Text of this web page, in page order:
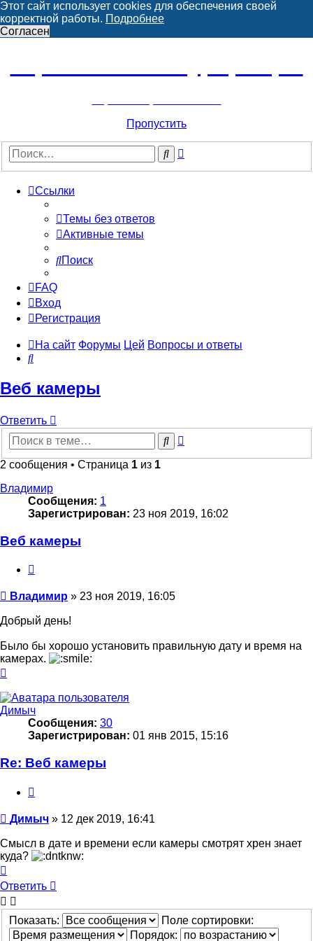
Этот сайт использует cookies для обеспечения своей
корректной работы. Подробнее
Согласен
Пропустить
Поиск
Ссылки
Темы без ответов
Активные темы
Поиск
FAQ
Вход
Регистрация
На сайт Форумы Цей Вопросы и ответы
Поиск
Веб камеры
Ответить
Поиск
2 сообщения • Страница 1 из 1
Владимир
Сообщения: 1
Зарегистрирован: 23 ноя 2019, 16:02
Веб камеры
Сообщение
Владимир » 23 ноя 2019, 16:05
Добрый день!
Было бы хорошо установить правильную дату и время на
камерах.
началу
Димыч
Сообщения: 30
Зарегистрирован: 01 янв 2015, 15:16
Re: Веб камеры
Сообщение
Димыч » 12 дек 2019, 16:41
Смысл в дате и времени если камеры смотрят хрен знает
куда?
к
началу
Ответить
Показать:
Поле сортировки:
Порядок: